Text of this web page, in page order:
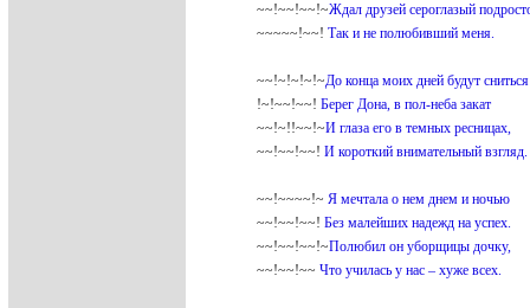
~~!~~!~~!~Ждал друзей сероглазый
~~~~~!~~! Так и не полюбивший меня.
~~!~!~!~!~До конца моих дней будут сниться
!~!~~!~~! Берег Дона, в пол-неба закат
~~!~!!~~!~И глаза его в темных ресницах,
~~!~~!~~! И короткий внимательный взгляд.
~~!~~~~!~ Я мечтала о нем днем и ночью
~~!~~!~~! Без малейших надежд на успех.
~~!~~!~~!~Полюбил он уборщицы дочку,
~~!~~!~~ Что училась у нас – хуже всех.